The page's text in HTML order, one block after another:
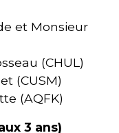
et Monsieur
(CHUL)
(CUSM)
(AQFK)
3 ans)